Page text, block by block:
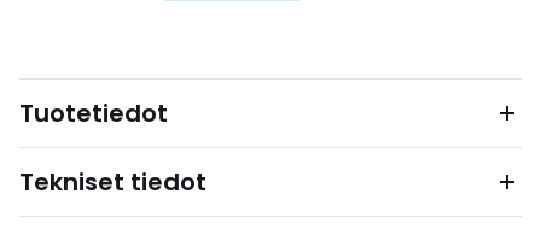
Tuotetiedot
Tekniset tiedot